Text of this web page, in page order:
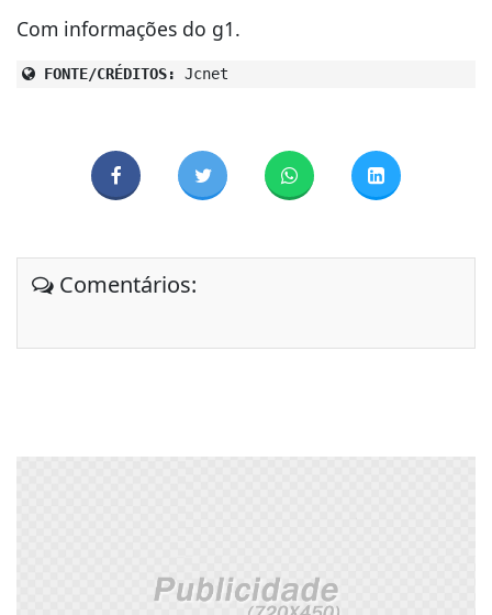
Com informações do g1.
FONTE/CRÉDITOS: Jcnet
Comentários: